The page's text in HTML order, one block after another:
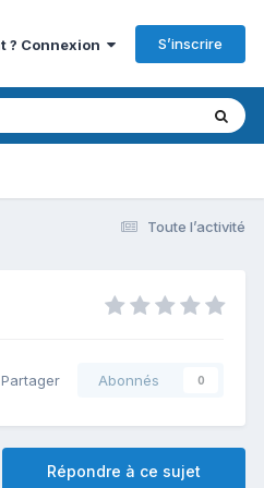
? Connexion S’inscrire
Toute l’activité
Partager Abonnés 0
Répondre à ce sujet